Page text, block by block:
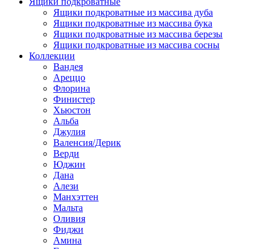
Ящики подкроватные из массива дуба
Ящики подкроватные из массива бука
Ящики подкроватные из массива березы
Ящики подкроватные из массива сосны
Коллекции
Вандея
Ареццо
Флорина
Финистер
Хьюстон
Альба
Джулия
Валенсия/Дерик
Верди
Юджин
Дана
Алези
Манхэттен
Мальта
Оливия
Фиджи
Амина